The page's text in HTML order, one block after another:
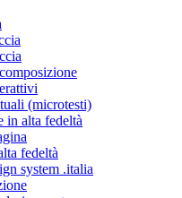
(microtesti)
in alta fedeltà
fedeltà
system .italia